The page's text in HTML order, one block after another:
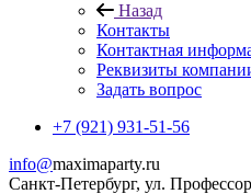
Назад
Контакты
Контактная
Реквизиты
Задать вопрос
+7 (921) 931-51-56
info@maximaparty.ru
Санкт-Петербург, ул.